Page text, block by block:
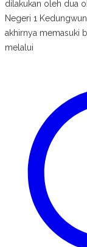
dilakukan oleh dua
Negeri 1
akhirnya memasuki
melalui